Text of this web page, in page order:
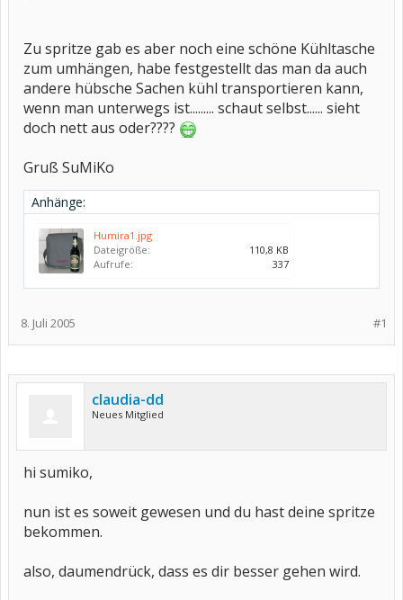
Zu spritze gab es aber noch eine schöne Kühltasche
zum umhängen, habe festgestellt das man da auch
andere hübsche Sachen kühl transportieren kann,
wenn man unterwegs ist......... schaut selbst...... sieht
doch nett aus oder????
Gruß SuMiKo
Anhänge:
Humira1.jpg
Dateigröße:
110,8 KB
Aufrufe:
337
#1
8. Juli 2005
claudia-dd
Neues Mitglied
hi sumiko,
nun ist es soweit gewesen und du hast deine spritze
bekommen.
also, daumendrück, dass es dir besser gehen wird.